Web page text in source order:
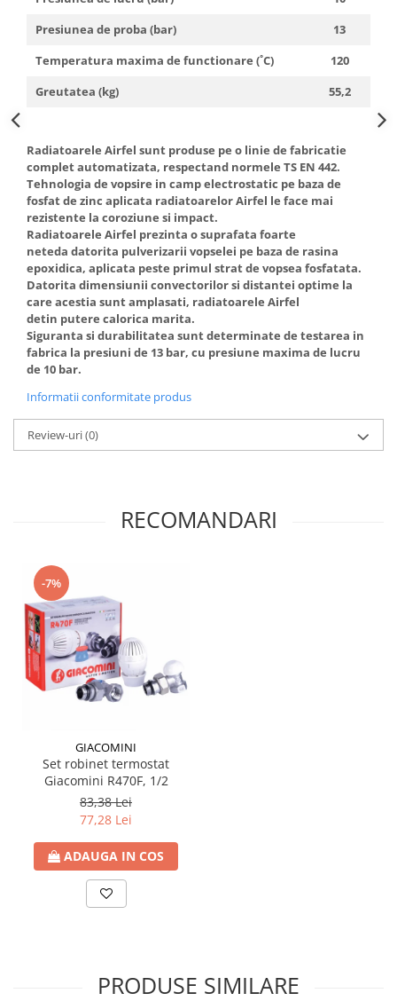
Presiunea de proba (bar)
13
Temperatura maxima de functionare (˚C)
120
Greutatea (kg)
55,2
Radiatoarele Airfel sunt produse pe o linie de fabricatie
complet automatizata, respectand normele TS EN 442.
Tehnologia de vopsire in camp electrostatic pe baza de
fosfat de zinc aplicata radiatoarelor Airfel le face mai
rezistente la coroziune si impact.
Radiatoarele Airfel prezinta o suprafata foarte
neteda datorita pulverizarii vopselei pe baza de rasina
epoxidica, aplicata peste primul strat de vopsea fosfatata.
Datorita dimensiunii convectorilor si distantei optime la
care acestia sunt amplasati, radiatoarele Airfel
detin putere calorica marita.
Siguranta si durabilitatea sunt determinate de testarea in
fabrica la presiuni de 13 bar, cu presiune maxima de lucru
de 10 bar.
Informatii conformitate produs
Review-uri(0)
RECOMANDARI
-7%
GIACOMINI
Set robinet termostat
Giacomini R470F, 1/2
83,38 Lei
77,28 Lei
ADAUGA IN COS
PRODUSE SIMILARE